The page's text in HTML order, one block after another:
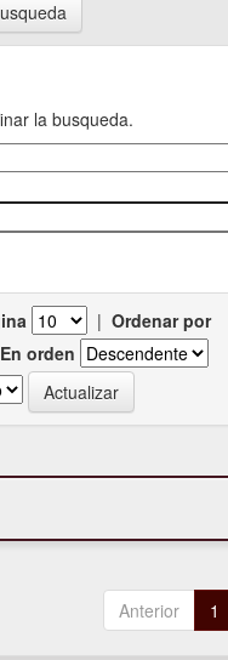
la busqueda.
| Ordenar por
En orden
Anterior 1